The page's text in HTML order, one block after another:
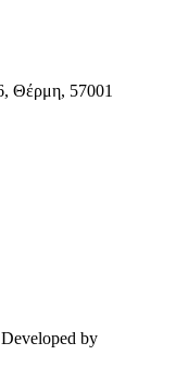
Θέρμη, 57001
by